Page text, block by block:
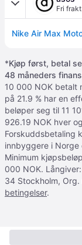
Fri frakt
*Kjøp først, betal
48 måneders
10 000 NOK betalt
på 21.9 % har en
beløper seg til 11
926.19 NOK hver
Forskuddsbetaling
innbyggere i Norge
Minimum
000 NOK.
34 Stockholm,
betingelser.